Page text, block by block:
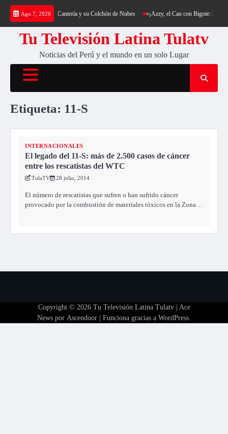
Saltar
contenido
Ago 7, 2026
Trekking al Cerro Cantería y su Colchón de Nubes «¡Azzy, el Can con Bigote: La
Tu Televisión Latina Tulatv
Noticias del Perú y el mundo en un solo Lugar
Etiqueta: 11-S
INTERNACIONALES
El legado del 11-S: más de 2.500 casos de cáncer
entre los rescatistas del WTC
TulaTV 28 julio, 2014
El número de rescatistas que sufren o han sufrido cáncer
provocado por la combustión de materiales tóxicos en la Zona…
Copyright © 2026 Tu Televisión Latina Tulatv| Ace
News por Ascendoor | Funciona gracias a WordPress.